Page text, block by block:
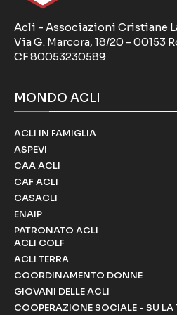
Acli - Associazioni Cristiane
Via G. Marcora, 18/20 - 00153
CF 80053230589
MONDO ACLI
ACLI IN FAMIGLIA
ASPEVI
CAA ACLI
CAF ACLI
CASACLI
ENAIP
PATRONATO ACLI
ACLI COLF
ACLI TERRA
COORDINAMENTO DONNE
GIOVANI DELLE ACLI
COOPERAZIONE SOCIALE - SU LA